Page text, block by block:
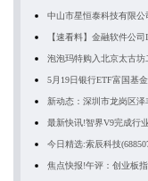
中山市星恒泰科技有限
【速看料】金融软件公
泡泡玛特购入北京太古坊
5月19日银行ETF富国基
新动态：深圳市龙岗区
最新快讯!智界V9完成行
今日精选:索辰科技
焦点快报!午评：创业板